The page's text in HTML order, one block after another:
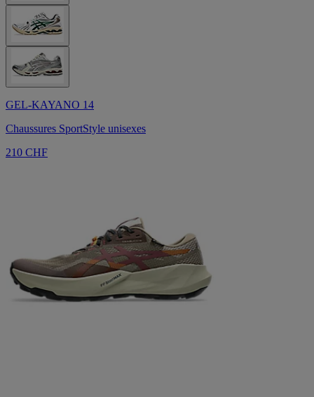
GEL-KAYANO 14
Chaussures SportStyle unisexes
210 CHF